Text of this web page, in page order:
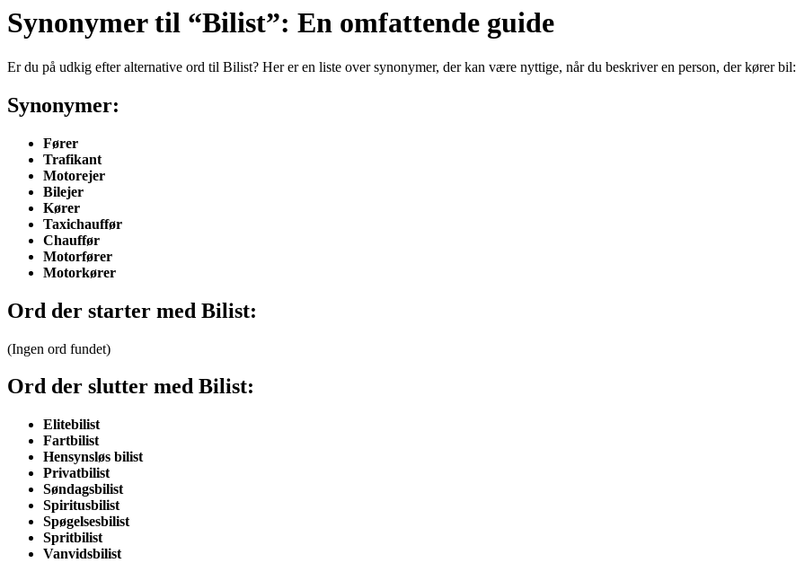
Synonymer til “Bilist”: En omfattende guide
Er du på udkig efter alternative ord til Bilist? Her er en liste over synonymer, der kan være nyttige, når du beskriver en person, der kører bil:
Synonymer:
Fører
Trafikant
Motorejer
Bilejer
Kører
Taxichauffør
Chauffør
Motorfører
Motorkører
Ord der starter med Bilist:
(Ingen ord fundet)
Ord der slutter med Bilist:
Elitebilist
Fartbilist
Hensynsløs bilist
Privatbilist
Søndagsbilist
Spiritusbilist
Spøgelsesbilist
Spritbilist
Vanvidsbilist